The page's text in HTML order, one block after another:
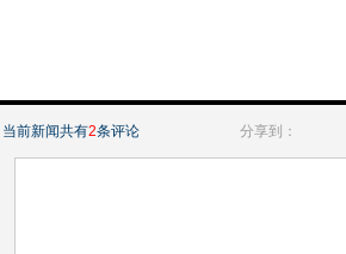
当前新闻共有2条评论 分享到：